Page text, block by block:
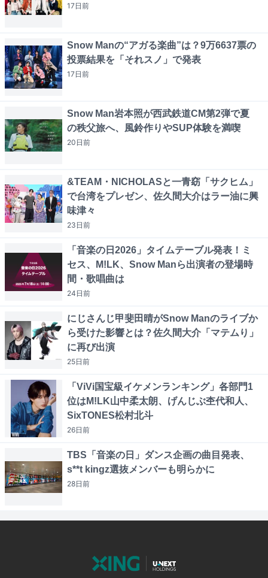
17日前
Snow Manの“アガる楽曲”は？9万6637票の
投票結果を「それスノ」で発表
17日前
Snow Man岩本照が西武鉄道CM第2弾で夏
の秩父旅へ、風鈴作りやSUP体験を満喫
20日前
&TEAM・NICHOLASと一青窈「サクヒム」
で台湾をプレゼン、佐久間大介はラー油に興
味津々
23日前
「音楽の日2026」タイムテーブル発表！ミ
セス、M!LK、Snow Manら出演者の登場時
間・歌唱曲は
24日前
にじさんじ甲斐田晴がSnow Manのライブか
ら受けた影響とは？佐久間大介「マテムり」
に再び出演
25日前
「ViVi国宝級イケメンランキング」各部門1
位はM!LK山中柔太朗、げんじぶ杢代和人、
SixTONES松村北斗
26日前
TBS「音楽の日」ダンス企画の曲目発表、
s**t kingz選抜メンバーも明らかに
28日前